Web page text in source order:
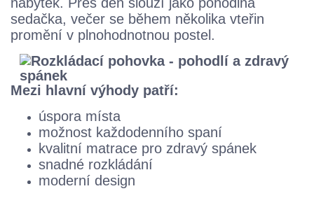
sedačka, večer se během několika vteřin
promění v plnohodnotnou postel.
Mezi hlavní výhody patří:
úspora místa
možnost každodenního spaní
kvalitní matrace pro zdravý spánek
snadné rozkládání
moderní design